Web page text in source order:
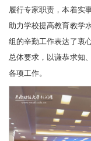
履行专家职责，本着实
助力学校提高教育教学
组的辛勤工作表达了衷
总体要求，以谦恭求知
各项工作。